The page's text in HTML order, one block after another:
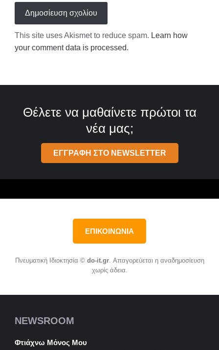
This site uses Akismet to reduce spam. Learn how
your comment data is processed.
Θέλετε να μαθαίνετε πρώτοι τα
νέα μας;
ΕΓΓΡΑΦΗ ΣΤΟ NEWSLETTER
ΕΠΙΚΟΙΝΩΝΙΑ
Πνευματική Ιδιοκτησία © do-it.gr. Απαγορεύεται η αναδημοσίευση
χωρίς άδεια.
NEWSROOM
Φτιάχνω Μόνος Μου